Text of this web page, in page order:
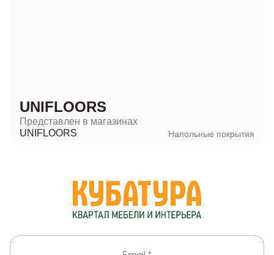
UNIFLOORS
Представлен в магазинах
UNIFLOORS
Напольные покрытия